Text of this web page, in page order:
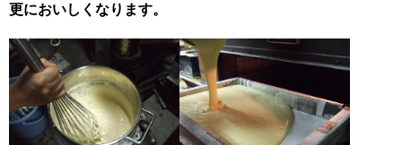
更においしくなります。